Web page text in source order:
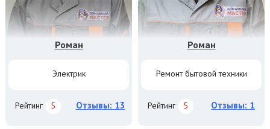
Роман
Электрик
Рейтинг 5 Отзывы: 13
Роман
Ремонт бытовой техники
Рейтинг 5 Отзывы: 1